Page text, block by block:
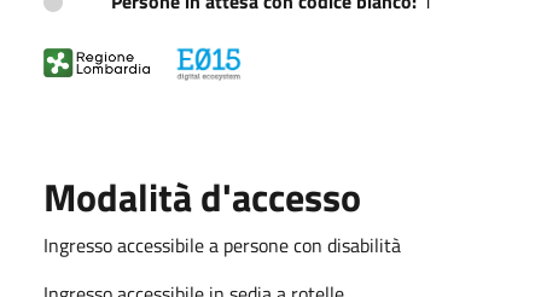
Modalità d'accesso
Ingresso accessibile a persone con disabilità